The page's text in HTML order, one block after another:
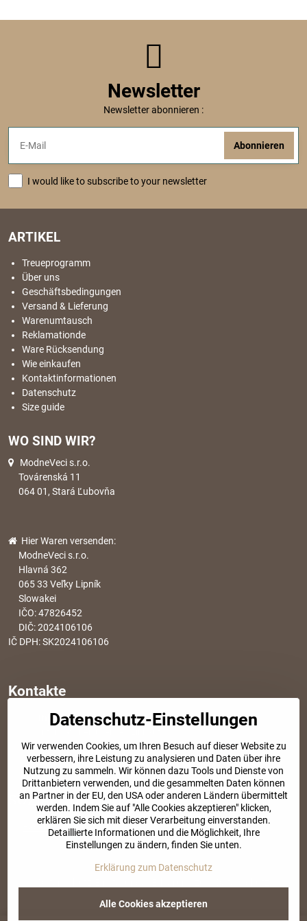
Newsletter
Newsletter abonnieren :
Abonnieren
I would like to subscribe to your newsletter
ARTIKEL
Treueprogramm
Über uns
Geschäftsbedingungen
Versand & Lieferung
Warenumtausch
Reklamationde
Ware Rücksendung
Wie einkaufen
Kontaktinformationen
Datenschutz
Size guide
WO SIND WIR?
ModneVeci s.r.o.
Továrenská 11
064 01, Stará Ľubovňa
Hier Waren versenden:
ModneVeci s.r.o.
Hlavná 362
065 33 Veľky Lipník
Slowakei
IČO: 47826452
DIČ: 2024106106
IČ DPH: SK2024106106
Kontakte
info​@modischesachen​.de
+421 917 917 801
Tel. Kundenservice von 8:30 bis 15:00
SOZIALE NETZWERKE
Facebook Instagram
©2026Urheberrecht
Datenschutz-Einstellungen
Wir verwenden Cookies, um Ihren Besuch auf dieser Website zu
verbessern, ihre Leistung zu analysieren und Daten über ihre
Nutzung zu sammeln. Wir können dazu Tools und Dienste von
Drittanbietern verwenden, und die gesammelten Daten können
an Partner in der EU, den USA oder anderen Ländern übermittelt
werden. Indem Sie auf "Alle Cookies akzeptieren" klicken,
erklären Sie sich mit dieser Verarbeitung einverstanden.
Detaillierte Informationen und die Möglichkeit, Ihre
Einstellungen zu ändern, finden Sie unten.
Erklärung zum Datenschutz
Alle Cookies akzeptieren